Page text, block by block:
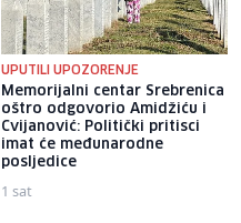
UPUTILI UPOZORENJE
Memorijalni centar Srebrenica
oštro odgovorio Amidžiću i
Cvijanović: Politički pritisci
imat će međunarodne
posljedice
1 sat